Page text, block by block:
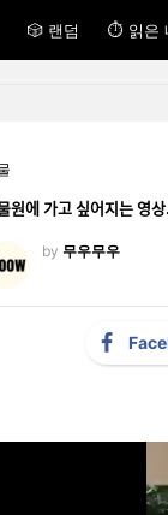
🎲 랜덤 ⏱ 읽은
가고 싶어지는
by 무우무우